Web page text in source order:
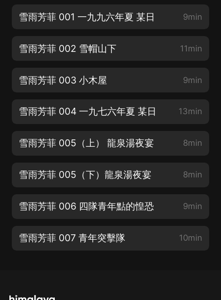
雪雨芳菲 001 一九九六年夏 某日 9min
雪雨芳菲 002 雪帽山下 11min
雪雨芳菲 003 小木屋 9min
雪雨芳菲 004 一九七六年夏 某日 13min
雪雨芳菲 005（上） 龍泉湯夜宴 8min
雪雨芳菲 005（下）龍泉湯夜宴 8min
雪雨芳菲 006 四隊青年點的惶恐 9min
雪雨芳菲 007 青年突擊隊 10min